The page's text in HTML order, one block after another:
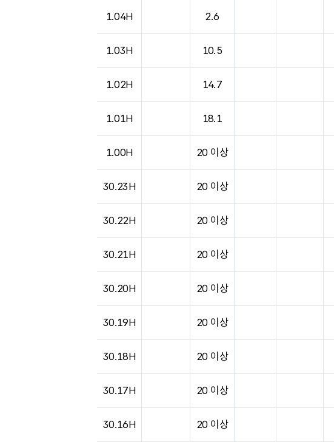
1.04H 2.6
1.03H 10.5
1.02H 14.7
1.01H 18.1
1.00H 20 이상
30.23H 20 이상
30.22H 20 이상
30.21H 20 이상
30.20H 20 이상
30.19H 20 이상
30.18H 20 이상
30.17H 20 이상
30.16H 20 이상